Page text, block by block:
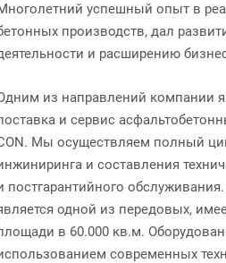
успешный опыт в
производств, дал
и расширению
из направлений компании
и сервис
Мы осуществляем полный
и составления
постгарантийного
одной из передовых,
в 60.000 кв.м.
современных